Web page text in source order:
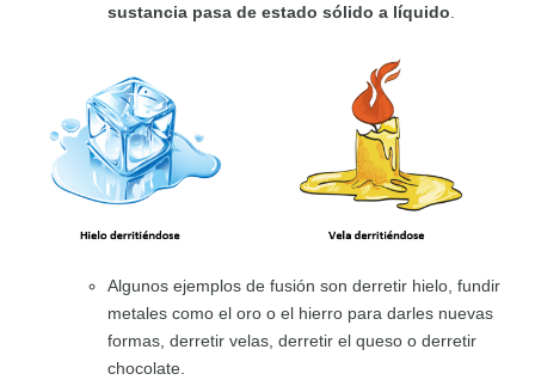
sustancia pasa de estado sólido a líquido
Algunos ejemplos de fusión son derretir hielo, fundir
metales como el oro o el hierro para darles nuevas
formas, derretir velas, derretir el queso o derretir
chocolate.